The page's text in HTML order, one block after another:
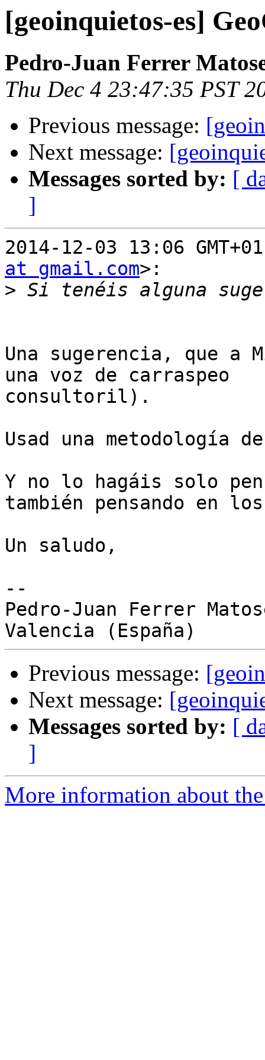
[geoinquietos-es]
Pedro-Juan Ferrer
Thu Dec 4 23:47:35 PST
Previous message:
Next message:
Messages sorted by: [
]
2014-12-03 13:06
at gmail.com>:
>
Una sugerencia, que a
una voz de carraspeo
consultoril).
Usad una metodología
Y no lo hagáis solo
también pensando en
Un saludo,
--
Pedro-Juan Ferrer
Previous message:
Next message:
Messages sorted by: [
]
More information about